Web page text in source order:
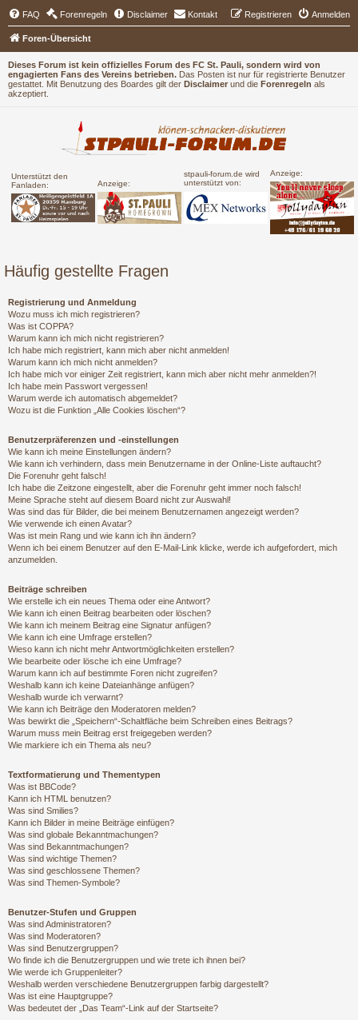
Dieses Forum ist kein offizielles Forum des FC St. Pauli, sondern wird von
engagierten Fans des Vereins betrieben. Das Posten ist nur für registrierte Benutzer
gestattet. Mit Benutzung des Boardes gilt der Disclaimer und die Forenregeln als
akzeptiert.
Unterstützt den
Fanladen:
Anzeige:
stpauli-forum.de wird
unterstützt von:
Anzeige:
FAQ Forenregeln Disclaimer Kontakt Anmelden
Registrieren
Foren-Übersicht
Häufig gestellte Fragen
Registrierung und Anmeldung
Wozu muss ich mich registrieren?
Was ist COPPA?
Warum kann ich mich nicht registrieren?
Ich habe mich registriert, kann mich aber nicht anmelden!
Warum kann ich mich nicht anmelden?
Ich habe mich vor einiger Zeit registriert, kann mich aber nicht mehr anmelden?!
Ich habe mein Passwort vergessen!
Warum werde ich automatisch abgemeldet?
Wozu ist die Funktion „Alle Cookies löschen“?
Benutzerpräferenzen und -einstellungen
Wie kann ich meine Einstellungen ändern?
Wie kann ich verhindern, dass mein Benutzername in der Online-Liste auftaucht?
Die Forenuhr geht falsch!
Ich habe die Zeitzone eingestellt, aber die Forenuhr geht immer noch falsch!
Meine Sprache steht auf diesem Board nicht zur Auswahl!
Was sind das für Bilder, die bei meinem Benutzernamen angezeigt werden?
Wie verwende ich einen Avatar?
Was ist mein Rang und wie kann ich ihn ändern?
Wenn ich bei einem Benutzer auf den E-Mail-Link klicke, werde ich aufgefordert, mich
anzumelden.
Beiträge schreiben
Wie erstelle ich ein neues Thema oder eine Antwort?
Wie kann ich einen Beitrag bearbeiten oder löschen?
Wie kann ich meinem Beitrag eine Signatur anfügen?
Wie kann ich eine Umfrage erstellen?
Wieso kann ich nicht mehr Antwortmöglichkeiten erstellen?
Wie bearbeite oder lösche ich eine Umfrage?
Warum kann ich auf bestimmte Foren nicht zugreifen?
Weshalb kann ich keine Dateianhänge anfügen?
Weshalb wurde ich verwarnt?
Wie kann ich Beiträge den Moderatoren melden?
Was bewirkt die „Speichern“-Schaltfläche beim Schreiben eines Beitrags?
Warum muss mein Beitrag erst freigegeben werden?
Wie markiere ich ein Thema als neu?
Textformatierung und Thementypen
Was ist BBCode?
Kann ich HTML benutzen?
Was sind Smilies?
Kann ich Bilder in meine Beiträge einfügen?
Was sind globale Bekanntmachungen?
Was sind Bekanntmachungen?
Was sind wichtige Themen?
Was sind geschlossene Themen?
Was sind Themen-Symbole?
Benutzer-Stufen und Gruppen
Was sind Administratoren?
Was sind Moderatoren?
Was sind Benutzergruppen?
Wo finde ich die Benutzergruppen und wie trete ich ihnen bei?
Wie werde ich Gruppenleiter?
Weshalb werden verschiedene Benutzergruppen farbig dargestellt?
Was ist eine Hauptgruppe?
Was bedeutet der „Das Team“-Link auf der Startseite?